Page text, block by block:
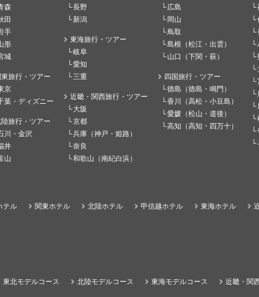
森
田
手
形
城
東旅行・ツアー
京
葉・ディズニー
旅行・ツアー
川・金沢
井
山
長野
新潟
東海旅行・ツアー
岐阜
愛知
三重
近畿・関西旅行・ツアー
大阪
京都
兵庫（神戸・姫路）
奈良
和歌山（南紀白浜）
広島
岡山
鳥取
島根（松江・出雲）
山口（下関・萩）
四国旅行・ツアー
徳島（徳島・鳴門）
香川（高松・小豆島）
愛媛（松山・道後）
高知（高知・四万十）
テル 関東ホテル 北陸ホテル 甲信越ホテル 東海ホテル
東北モデルコース 北陸モデルコース 東海モデルコース 近畿・関